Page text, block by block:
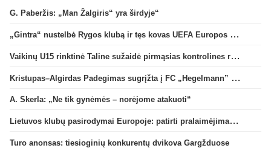
G. Paberžis: „Man Žalgiris“ yra širdyje“
„Gintra“ nustelbė Rygos klubą ir tęs kovas UEFA Europos taurės atrankoje
Vaikinų U15 rinktinė Taline sužaidė pirmąsias kontrolines rungtynes
Kristupas–Algirdas Padegimas sugrįžta į FC „Hegelmann” B sudėtį
A. Skerla: „Ne tik gynėmės – norėjome atakuoti“
Lietuvos klubų pasirodymai Europoje: patirti pralaimėjimai Kroatijos atstovams
Turo anonsas: tiesioginių konkurentų dvikova Gargžduose